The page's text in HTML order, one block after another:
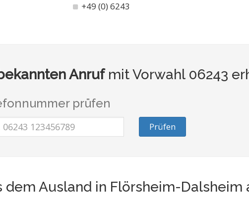
+49 (0) 6243
Anrufmit Vorwahl 06243
prüfen
Prüfen
dem Ausland in Flörsheim-Dalsheim